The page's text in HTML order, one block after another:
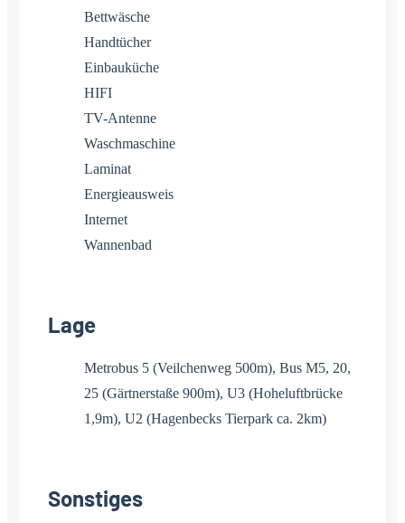
Bettwäsche
Handtücher
Einbauküche
HIFI
TV-Antenne
Waschmaschine
Laminat
Energieausweis
Internet
Wannenbad
Lage
Metrobus 5 (Veilchenweg 500m), Bus M5, 20,
25 (Gärtnerstaße 900m), U3 (Hoheluftbrücke
1,9m), U2 (Hagenbecks Tierpark ca. 2km)
Sonstiges